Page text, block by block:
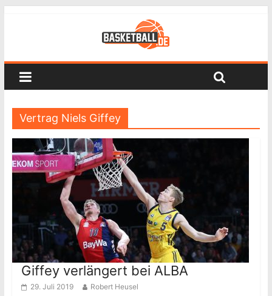
Vertrag Niels Giffey
Giffey verlängert bei ALBA
29. Juli 2019 Robert Heusel